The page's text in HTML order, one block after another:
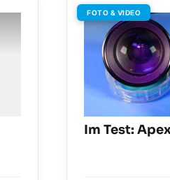
Im Test:
FOTO & VIDEO